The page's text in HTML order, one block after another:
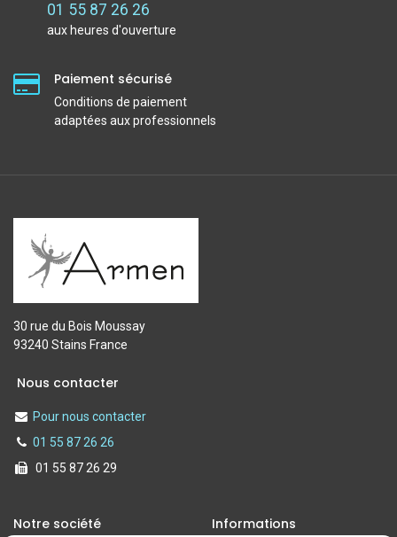
01 55 87 26 26
aux heures d'ouverture
Paiement sécurisé
Conditions de paiement
adaptées aux professionnels
30 rue du Bois Moussay
93240 Stains France
Nous contacter
Pour nous contacter
01 55 87 26 26
01 55 87 26 29
Notre société Informations